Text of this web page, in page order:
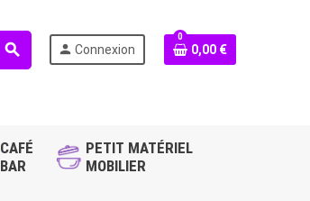
search person Connexion
0
0,00 €
CAFÉ
BAR
PETIT MATÉRIEL
MOBILIER